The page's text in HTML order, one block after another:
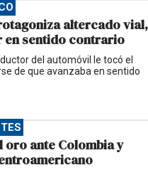
altercado vial,
en sentido contrario
del automóvil le tocó el
de que avanzaba en sentido
oro ante Colombia y